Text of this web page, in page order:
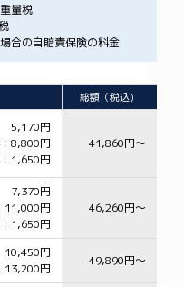
量税
合の自賠責保険の料金
総額（税込)
5,170円
8,800円
1,650円
41,860円～
7,370円
11,000円
1,650円
46,260円～
10,450円
13,200円
49,890円～